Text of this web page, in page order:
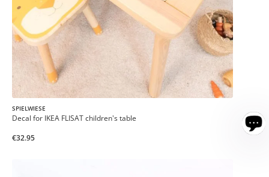
SPIELWIESE
Decal for IKEA FLISAT children's table
€32.95